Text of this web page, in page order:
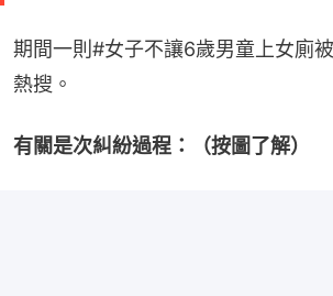
期間一則#女子不讓6歲男童上女廁
熱搜。
有關是次糾紛過程：（按圖了解）